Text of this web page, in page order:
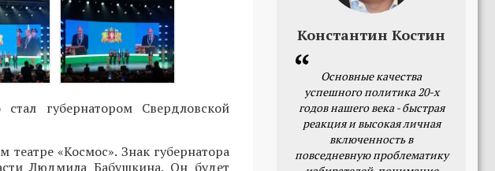
губернатором Свердловской
«Космос». Знак губернатора
Людмила Бабушкина. Он будет
Константин Костин
Основные качества
успешного политика 20-х
годов нашего века - быстрая
реакция и высокая личная
включенность в
повседневную проблематику